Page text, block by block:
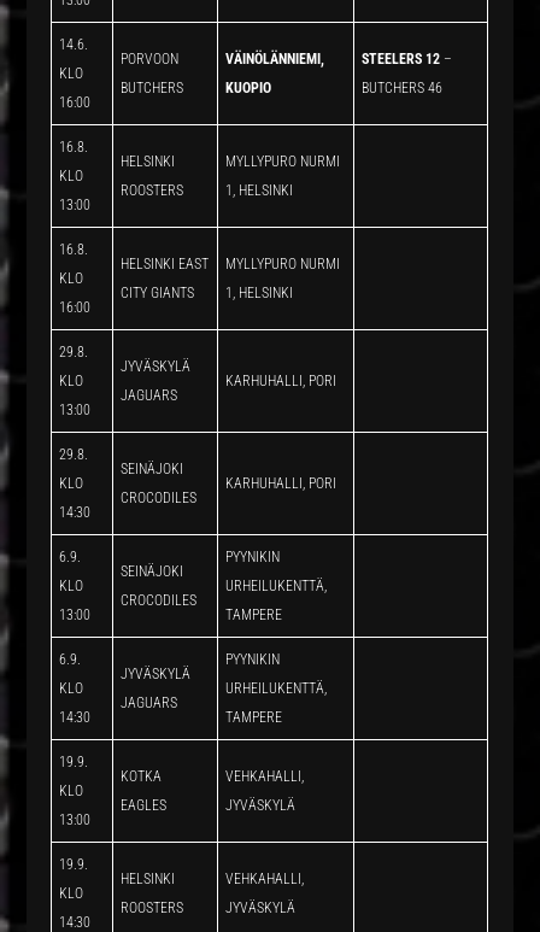
14.6.
KLO
16:00
PORVOON
BUTCHERS
VÄINÖLÄNNIEMI,
KUOPIO
STEELERS 12 –
BUTCHERS 46
16.8.
KLO
13:00
HELSINKI
ROOSTERS
MYLLYPURO NURMI
1, HELSINKI
16.8.
KLO
16:00
HELSINKI EAST
CITY GIANTS
MYLLYPURO NURMI
1, HELSINKI
29.8.
KLO
13:00
JYVÄSKYLÄ
JAGUARS
KARHUHALLI, PORI
29.8.
KLO
14:30
SEINÄJOKI
CROCODILES
KARHUHALLI, PORI
6.9.
KLO
13:00
SEINÄJOKI
CROCODILES
PYYNIKIN
URHEILUKENTTÄ,
TAMPERE
6.9.
KLO
14:30
JYVÄSKYLÄ
JAGUARS
PYYNIKIN
URHEILUKENTTÄ,
TAMPERE
19.9.
KLO
13:00
KOTKA
EAGLES
VEHKAHALLI,
JYVÄSKYLÄ
19.9.
KLO
14:30
HELSINKI
ROOSTERS
VEHKAHALLI,
JYVÄSKYLÄ